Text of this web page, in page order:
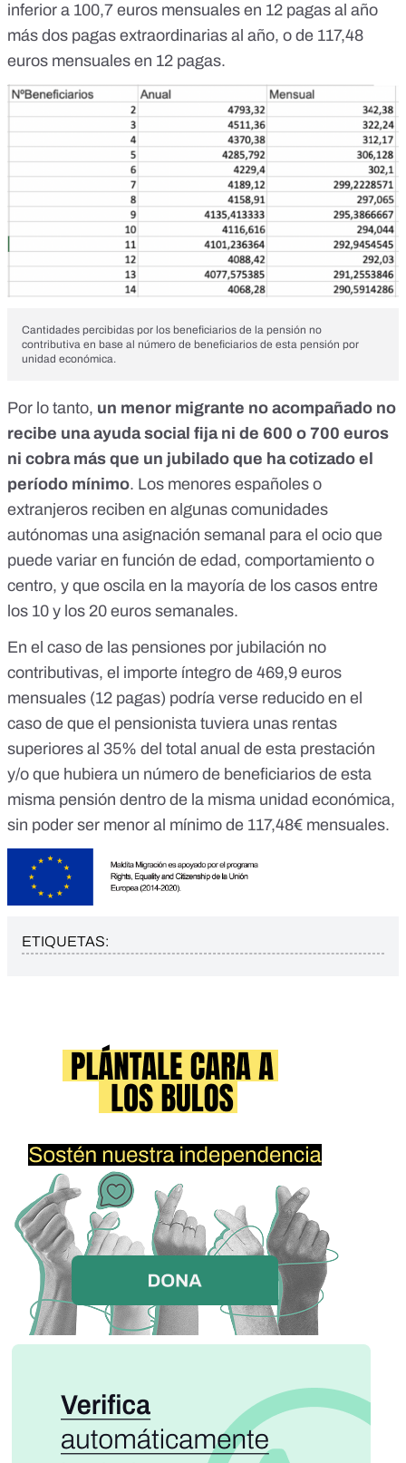
inferior a 100,7 euros mensuales en 12 pagas al año
más dos pagas extraordinarias al año, o de 117,48
euros mensuales en 12 pagas.
Cantidades percibidas por los beneficiarios de la pensión no
contributiva en base al número de beneficiarios de esta pensión por
unidad económica.
Por lo tanto, un menor migrante no acompañado no
recibe una ayuda social fija ni de 600 o 700 euros
ni cobra más que un jubilado que ha cotizado el
período mínimo. Los menores españoles o
extranjeros reciben en algunas comunidades
autónomas una asignación semanal para el ocio que
puede variar en función de edad, comportamiento o
centro, y que oscila en la mayoría de los casos entre
los 10 y los 20 euros semanales.
En el caso de las pensiones por jubilación no
contributivas, el importe íntegro de 469,9 euros
mensuales (12 pagas) podría verse reducido en el
caso de que el pensionista tuviera unas rentas
superiores al 35% del total anual de esta prestación
y/o que hubiera un número de beneficiarios de esta
misma pensión dentro de la misma unidad económica,
sin poder ser menor al mínimo de 117,48€ mensuales.
ETIQUETAS: